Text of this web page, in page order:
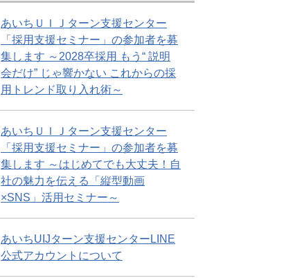
あいちＵＩＪターン支援センター
「採用支援セミナー」の参加者を募
集します ～2028卒採用 もう“ 説明
会だけ” じゃ響かない これからの採
用トレンド取り入れ術～
あいちＵＩＪターン支援センター
「採用支援セミナー」の参加者を募
集します ～はじめてでも大丈夫！自
社の魅力を伝える「縦型動画
×SNS」活用セミナー～
あいちUIJターン支援センターLINE
公式アカウントについて